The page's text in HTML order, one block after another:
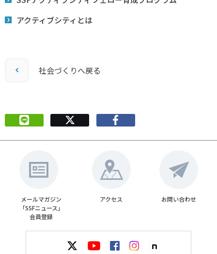
アクティブシティとは
社会づくりへ戻る
メールマガジン
「SSFニュース」
会員登録
アクセス お問い合わせ